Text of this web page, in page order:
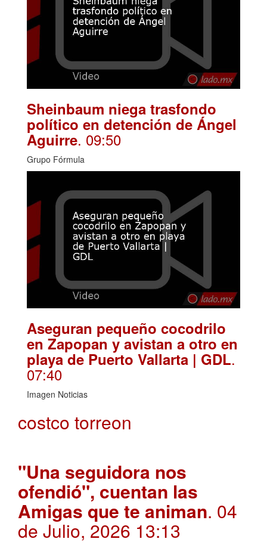
Sheinbaum niega trasfondo
político en detención de Ángel
Aguirre. 09:50
Grupo Fórmula
Aseguran pequeño cocodrilo
en Zapopan y avistan a otro en
playa de Puerto Vallarta | GDL.
07:40
Imagen Noticias
costco torreon
"Una seguidora nos
ofendió", cuentan las
Amigas que te animan. 04
de Julio, 2026 13:13